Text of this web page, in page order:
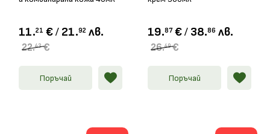
11.21 €/ 21.92 лв.
22.43 €
Поръчай
19.87 €/ 38.86 лв.
26.49 €
Поръчай